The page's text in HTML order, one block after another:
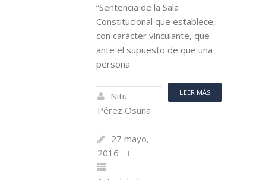
“Sentencia de la Sala
Constitucional que establece,
con carácter vinculante, que
ante el supuesto de que una
persona
LEER MÁS
Nitu
Pérez Osuna
27 mayo,
2016